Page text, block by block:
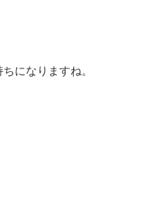
になりますね。